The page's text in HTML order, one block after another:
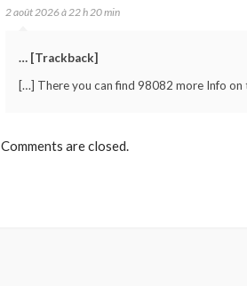
2 août 2026 à 22 h 20 min
… [Trackback]
[…] There you can find 98082 more Info
Comments are closed.